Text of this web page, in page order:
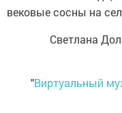
вековые сосны на
Светлана
"Виртуальный